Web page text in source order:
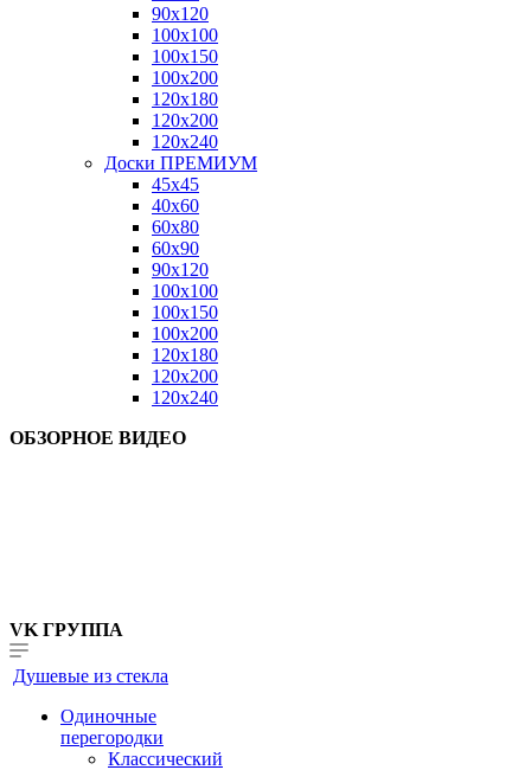
90x120
100x100
100x150
100x200
120x180
120x200
120x240
Доски ПРЕМИУМ
45x45
40x60
60x80
60x90
90x120
100x100
100x150
100x200
120x180
120x200
120x240
ОБЗОРНОЕ ВИДЕО
VK ГРУППА
Душевые из стекла
Одиночные
перегородки
Классический